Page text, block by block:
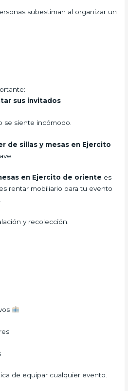
subestiman al organizar un
sus invitados
se siente incómodo.
de sillas y mesas en Ejercito
en Ejercito de oriente es
rentar mobiliario para tu evento
y recolección.
de equipar cualquier evento.